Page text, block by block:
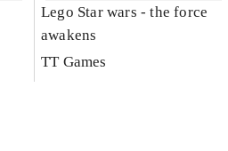
Lego Star wars - the force
awakens
TT Games